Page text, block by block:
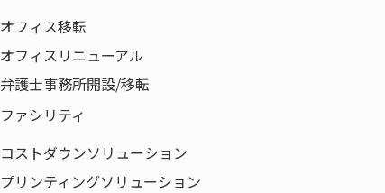
オフィス移転
オフィスリニューアル
弁護士事務所開設/移転
ファシリティ
コストダウンソリューション
プリンティングソリューション